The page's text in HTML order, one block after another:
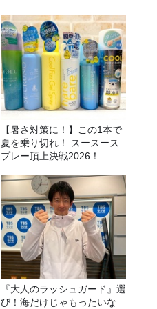
【暑さ対策に！】この1本で
夏を乗り切れ！ スースース
プレー頂上決戦2026！
『大人のラッシュガード』選
び！海だけじゃもったいな